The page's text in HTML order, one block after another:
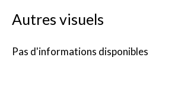
Autres visuels
Pas d'informations disponibles